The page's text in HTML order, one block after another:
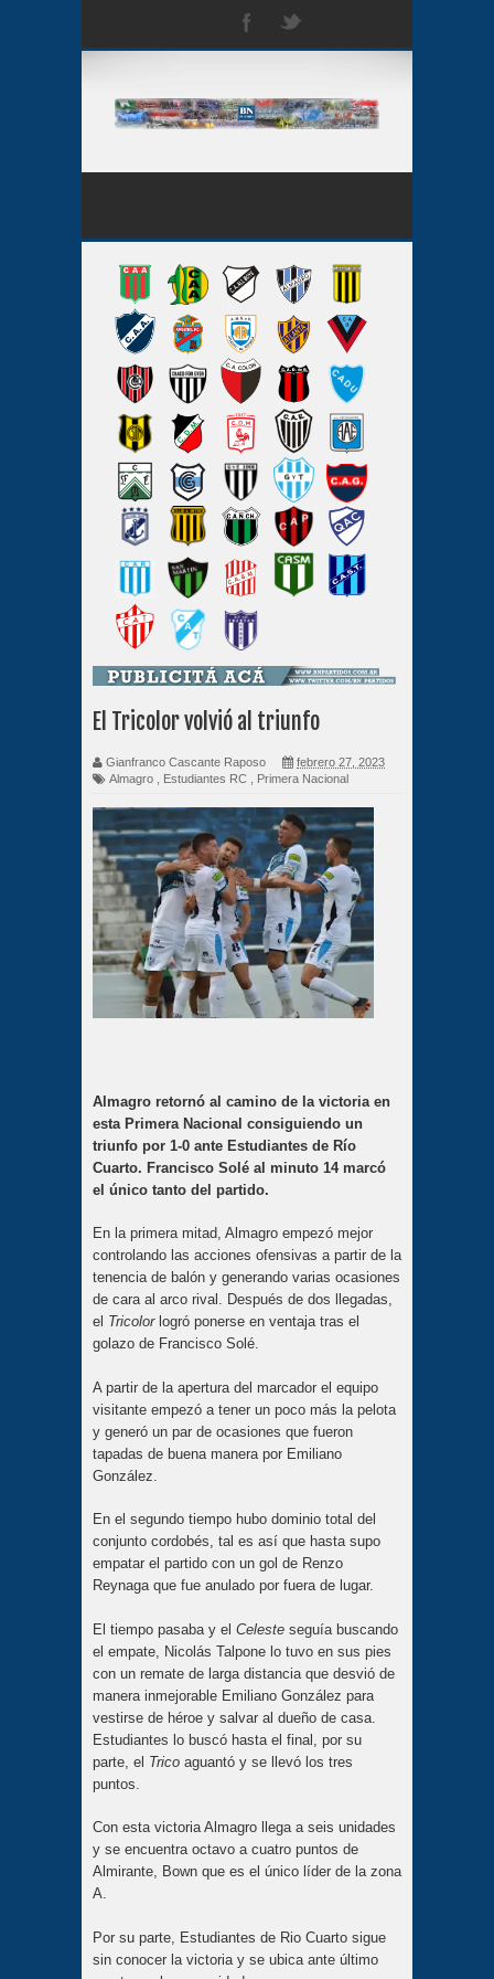
El Tricolor volvió al triunfo
Gianfranco Cascante Raposo
febrero 27, 2023
Almagro
Estudiantes RC Primera Nacional
Almagro retornó al camino de la victoria en
esta Primera Nacional consiguiendo un
triunfo por 1-0 ante Estudiantes de Río
Cuarto. Francisco Solé al minuto 14 marcó
el único tanto del partido.
En la primera mitad, Almagro empezó mejor
controlando las acciones ofensivas a partir de la
tenencia de balón y generando varias ocasiones
de cara al arco rival. Después de dos llegadas,
el Tricolor logró ponerse en ventaja tras el
golazo de Francisco Solé.
A partir de la apertura del marcador el equipo
visitante empezó a tener un poco más la pelota
y generó un par de ocasiones que fueron
tapadas de buena manera por Emiliano
González.
En el segundo tiempo hubo dominio total del
conjunto cordobés, tal es así que hasta supo
empatar el partido con un gol de Renzo
Reynaga que fue anulado por fuera de lugar.
El tiempo pasaba y el Celeste seguía buscando
el empate, Nicolás Talpone lo tuvo en sus pies
con un remate de larga distancia que desvió de
manera inmejorable Emiliano González para
vestirse de héroe y salvar al dueño de casa.
Estudiantes lo buscó hasta el final, por su
parte, el Trico aguantó y se llevó los tres
puntos.
Con esta victoria Almagro llega a seis unidades
y se encuentra octavo a cuatro puntos de
Almirante, Bown que es el único líder de la zona
A.
Por su parte, Estudiantes de Rio Cuarto sigue
sin conocer la victoria y se ubica ante último